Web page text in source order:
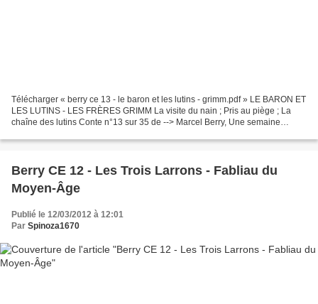
Télécharger « berry ce 13 - le baron et les lutins - grimm.pdf » LE BARON ET
LES LUTINS - LES FRÈRES GRIMM La visite du nain ; Pris au piège ; La
chaîne des lutins Conte n°13 sur 35 de --> Marcel Berry, Une semaine
Berry CE 12 - Les Trois Larrons - Fabliau du
Moyen-Âge
Publié le 12/03/2012 à 12:01
Par Spinoza1670